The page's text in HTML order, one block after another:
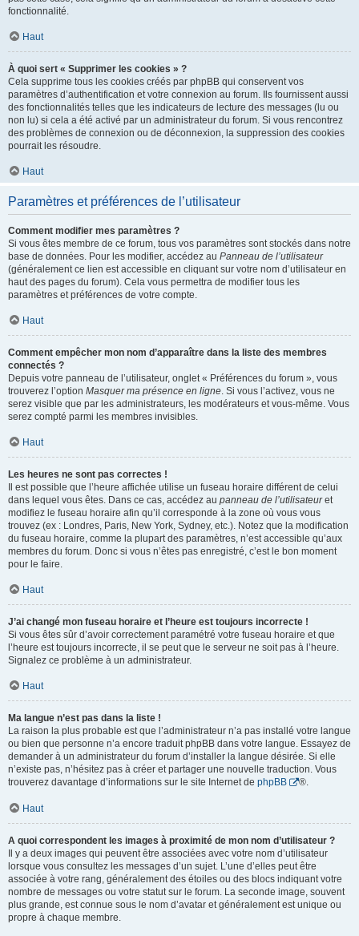
fonctionnalité.
Haut
À quoi sert « Supprimer les cookies » ?
Cela supprime tous les cookies créés par phpBB qui conservent vos
paramètres d’authentification et votre connexion au forum. Ils fournissent aussi
des fonctionnalités telles que les indicateurs de lecture des messages (lu ou
non lu) si cela a été activé par un administrateur du forum. Si vous rencontrez
des problèmes de connexion ou de déconnexion, la suppression des cookies
pourrait les résoudre.
Haut
Paramètres et préférences de l’utilisateur
Comment modifier mes paramètres ?
Si vous êtes membre de ce forum, tous vos paramètres sont stockés dans notre
base de données. Pour les modifier, accédez au Panneau de l’utilisateur
(généralement ce lien est accessible en cliquant sur votre nom d’utilisateur en
haut des pages du forum). Cela vous permettra de modifier tous les
paramètres et préférences de votre compte.
Haut
Comment empêcher mon nom d’apparaître dans la liste des membres
connectés ?
Depuis votre panneau de l’utilisateur, onglet « Préférences du forum », vous
trouverez l’option Masquer ma présence en ligne. Si vous l’activez, vous ne
serez visible que par les administrateurs, les modérateurs et vous-même. Vous
serez compté parmi les membres invisibles.
Haut
Les heures ne sont pas correctes !
Il est possible que l’heure affichée utilise un fuseau horaire différent de celui
dans lequel vous êtes. Dans ce cas, accédez au panneau de l’utilisateuret
modifiez le fuseau horaire afin qu’il corresponde à la zone où vous vous
trouvez (ex : Londres, Paris, New York, Sydney, etc.). Notez que la modification
du fuseau horaire, comme la plupart des paramètres, n’est accessible qu’aux
membres du forum. Donc si vous n’êtes pas enregistré, c’est le bon moment
pour le faire.
Haut
J’ai changé mon fuseau horaire et l’heure est toujours incorrecte !
Si vous êtes sûr d’avoir correctement paramétré votre fuseau horaire et que
l’heure est toujours incorrecte, il se peut que le serveur ne soit pas à l’heure.
Signalez ce problème à un administrateur.
Haut
Ma langue n’est pas dans la liste !
La raison la plus probable est que l’administrateur n’a pas installé votre langue
ou bien que personne n’a encore traduit phpBB dans votre langue. Essayez de
demander à un administrateur du forum d’installer la langue désirée. Si elle
n’existe pas, n’hésitez pas à créer et partager une nouvelle traduction. Vous
trouverez davantage d’informations sur le site Internet de phpBB ®.
Haut
A quoi correspondent les images à proximité de mon nom d’utilisateur ?
Il y a deux images qui peuvent être associées avec votre nom d’utilisateur
lorsque vous consultez les messages d’un sujet. L’une d’elles peut être
associée à votre rang, généralement des étoiles ou des blocs indiquant votre
nombre de messages ou votre statut sur le forum. La seconde image, souvent
plus grande, est connue sous le nom d’avatar et généralement est unique ou
propre à chaque membre.